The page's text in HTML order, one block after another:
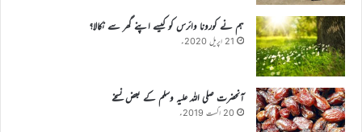
ہم نے کورونا وائرس کو کیسے اپنے گھر سے نکالا؟
21 اپریل 2020ء
آنحضرت صلی اللہ علیہ وسلم کے بعض نسخے
20 اگست 2019ء